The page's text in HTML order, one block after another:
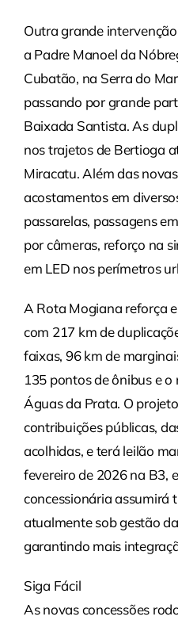
Outra grande
a Padre Manoel da
Cubatão, na Serra do
passando por grande
Baixada Santista. As
nos trajetos de Bertioga
Miracatu. Além das
acostamentos em
passarelas, passagens
por câmeras, reforço na
em LED nos perímetros
A Rota Mogiana reforça
com 217 km de
faixas, 96 km de
135 pontos de ônibus e
Águas da Prata. O
contribuições públicas,
acolhidas, e terá leilão
fevereiro de 2026 na B3,
concessionária assumirá
atualmente sob gestão
garantindo mais
Siga Fácil
As novas concessões